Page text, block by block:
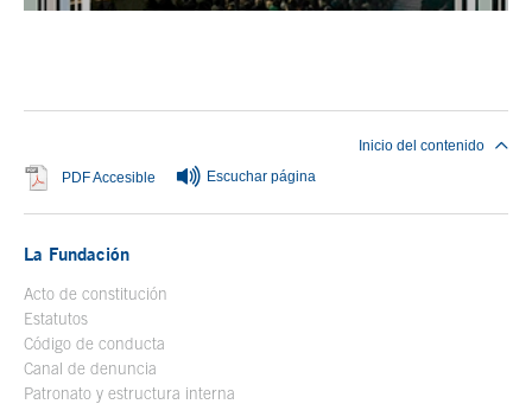
PDF Accesible Se abre en ventana nueva
Escuchar página
Inicio del contenido
La Fundación
Acto de constitución
Estatutos
Código de conducta
Canal de denuncia
Patronato y estructura interna